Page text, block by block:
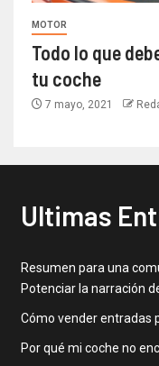
MOTOR
Todo lo que
tu coche
7 mayo, 2021
Ultimas
Resumen para una
Potenciar la narración
Cómo vender entradas
Por qué mi coche no